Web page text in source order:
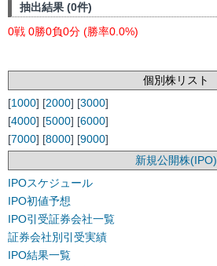
抽出結果 (0件)
0戦 0勝0負0分 (勝率0.0%)
個別株リスト
[1000] [2000] [3000]
[4000] [5000] [6000]
[7000] [8000] [9000]
新規公開株(IPO)
IPOスケジュール
IPO初値予想
IPO引受証券会社一覧
証券会社別引受実績
IPO結果一覧